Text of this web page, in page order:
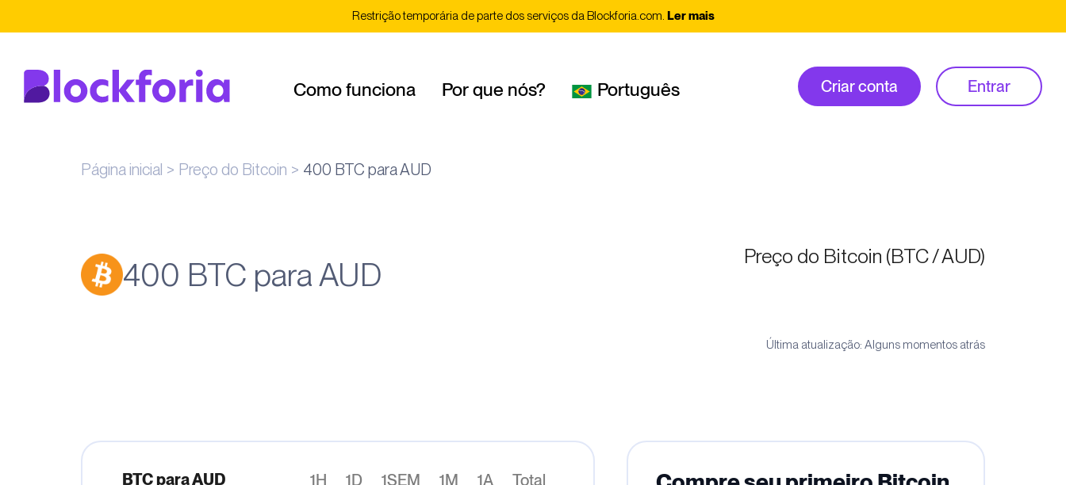
Restrição temporária de parte dos serviços da Blockforia.com. Ler mais
Como funciona Por que nós? Português Criar conta Entrar
Página inicial Preço do Bitcoin 400 BTC para AUD
400 BTC para AUD Preço do Bitcoin (BTC / AUD)
Última atualização: Alguns momentos atrás
BTC para AUD 1H 1D 1SEM 1M 1A Total